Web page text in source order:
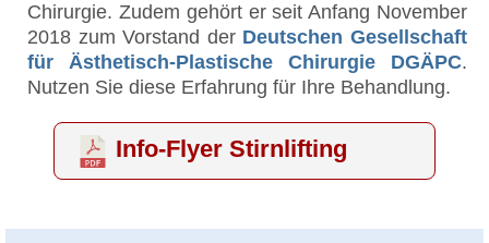
Chirurgie. Zudem gehört er seit Anfang November
2018 zum Vorstand der Deutschen Gesellschaft
für Ästhetisch-Plastische Chirurgie DGÄPC.
Nutzen Sie diese Erfahrung für Ihre Behandlung.
Info-Flyer Stirnlifting